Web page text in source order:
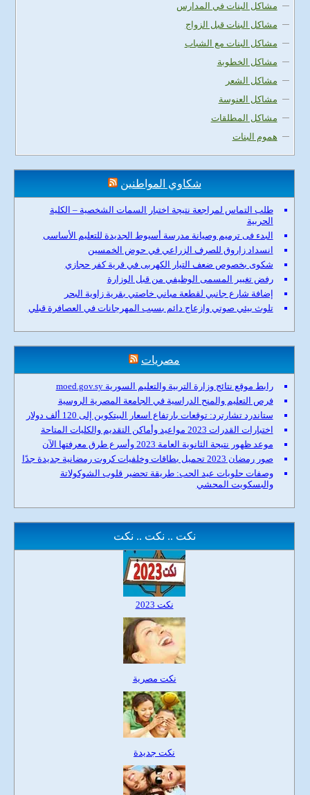
مشاكل البنات في المدارس
مشاكل البنات قبل الزواج
مشاكل البنات مع الشباب
مشاكل الخطوبة
مشاكل الشعر
مشاكل العنوسة
مشاكل المطلقات
هموم البنات
شكاوي المواطنين
طلب التماس لمراجعة نتيجة اختبار السمات الشخصية – الكلية
الحربية
البدء فى ترميم وصيانة مدرسة أسيوط الجديدة للتعليم الأساسى
انسداد زاروق للصرف الزراعي في حوض الخمسين
شكوى بخصوص ضعف التيار الكهربى في قرية كفر حجازي
رفض تغيير المسمى الوظيفي من قبل الوزارة
إضافة شارع جانبي لقطعة مباني خاصتي بقرية زاوية البحر
تلوث بيئي صوتي وازعاج دائم بسبب المهرجانات في العصافرة قبلي
مصريات
رابط موقع نتائج وزارة التربية والتعليم السورية moed.gov.sy
فرص التعليم والمنح الدراسية في الجامعة المصرية الروسية
ستاندرد تشارترد: توقعات بارتفاع اسعار البيتكوين إلى 120 ألف دولار
اختبارات القدرات 2023 مواعيد وأماكن التقديم والكليات المتاحة
موعد ظهور نتيجة الثانوية العامة 2023 وأسرع طرق معرفتها الآن
صور رمضان 2023 تحميل بطاقات وخلفيات كروت رمضانية جديدة جدًا
وصفات حلويات عيد الحب: طريقة تحضير قلوب الشوكولاتة
والبسكويت المحشي
نكت .. نكت .. نكت
نكت 2023
نكت مصرية
نكت جديدة